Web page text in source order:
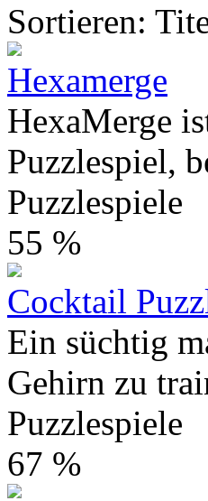
Sortieren:
Hexamerge
HexaMerge
Puzzlespiel,
Puzzlespiele
55 %
Cocktail
Ein süchtig
Gehirn zu
Puzzlespiele
67 %